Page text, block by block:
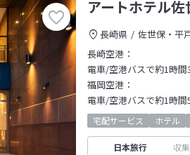
アートホテル
長崎県 佐世保・平
長崎空港：
電車/空港バスで約1時
福岡空港：
電車/空港バスで約1時
宅配サービス ホテル
日本旅行 収